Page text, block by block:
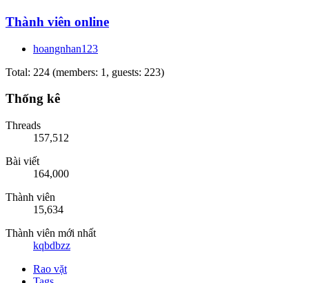
Thành viên online
hoangnhan123
Total: 224 (members: 1, guests: 223)
Thống kê
Threads
157,512
Bài viết
164,000
Thành viên
15,634
Thành viên mới nhất
kqbdbzz
Rao vặt